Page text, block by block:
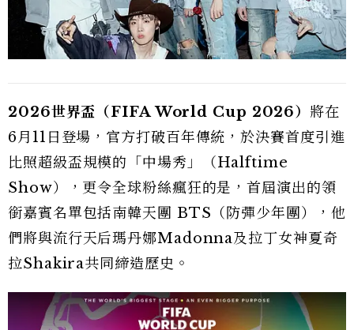
2026世界盃（FIFA World Cup 2026） 將在
6月11日登場，官方打破百年傳統，於決賽首度引進
比照超級盃規模的「中場秀」（Halftime
Show），更令全球粉絲瘋狂的是，首屆演出的領
銜嘉賓名單包括南韓天團 BTS（防彈少年團），他
們將與流行天后瑪丹娜Madonna及拉丁女神夏奇
拉Shakira共同締造歷史。